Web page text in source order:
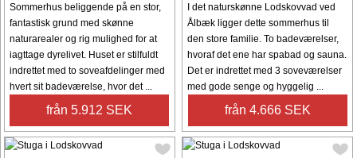
Sommerhus beliggende på en stor,
fantastisk grund med skønne
naturarealer og rig mulighed for at
iagttage dyrelivet. Huset er stilfuldt
indrettet med to soveafdelinger med
hvert sit badeværelse, hvor det ...
från 5.912 SEK
I det naturskønne Lodskovvad ved
Ålbæk ligger dette sommerhus til
den store familie. To badeværelser,
hvoraf det ene har spabad og sauna.
Det er indrettet med 3 soveværelser
med gode senge og hyggelig ...
från 4.666 SEK